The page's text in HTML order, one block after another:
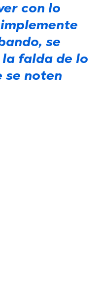
con lo
se
la falda de lo
se noten